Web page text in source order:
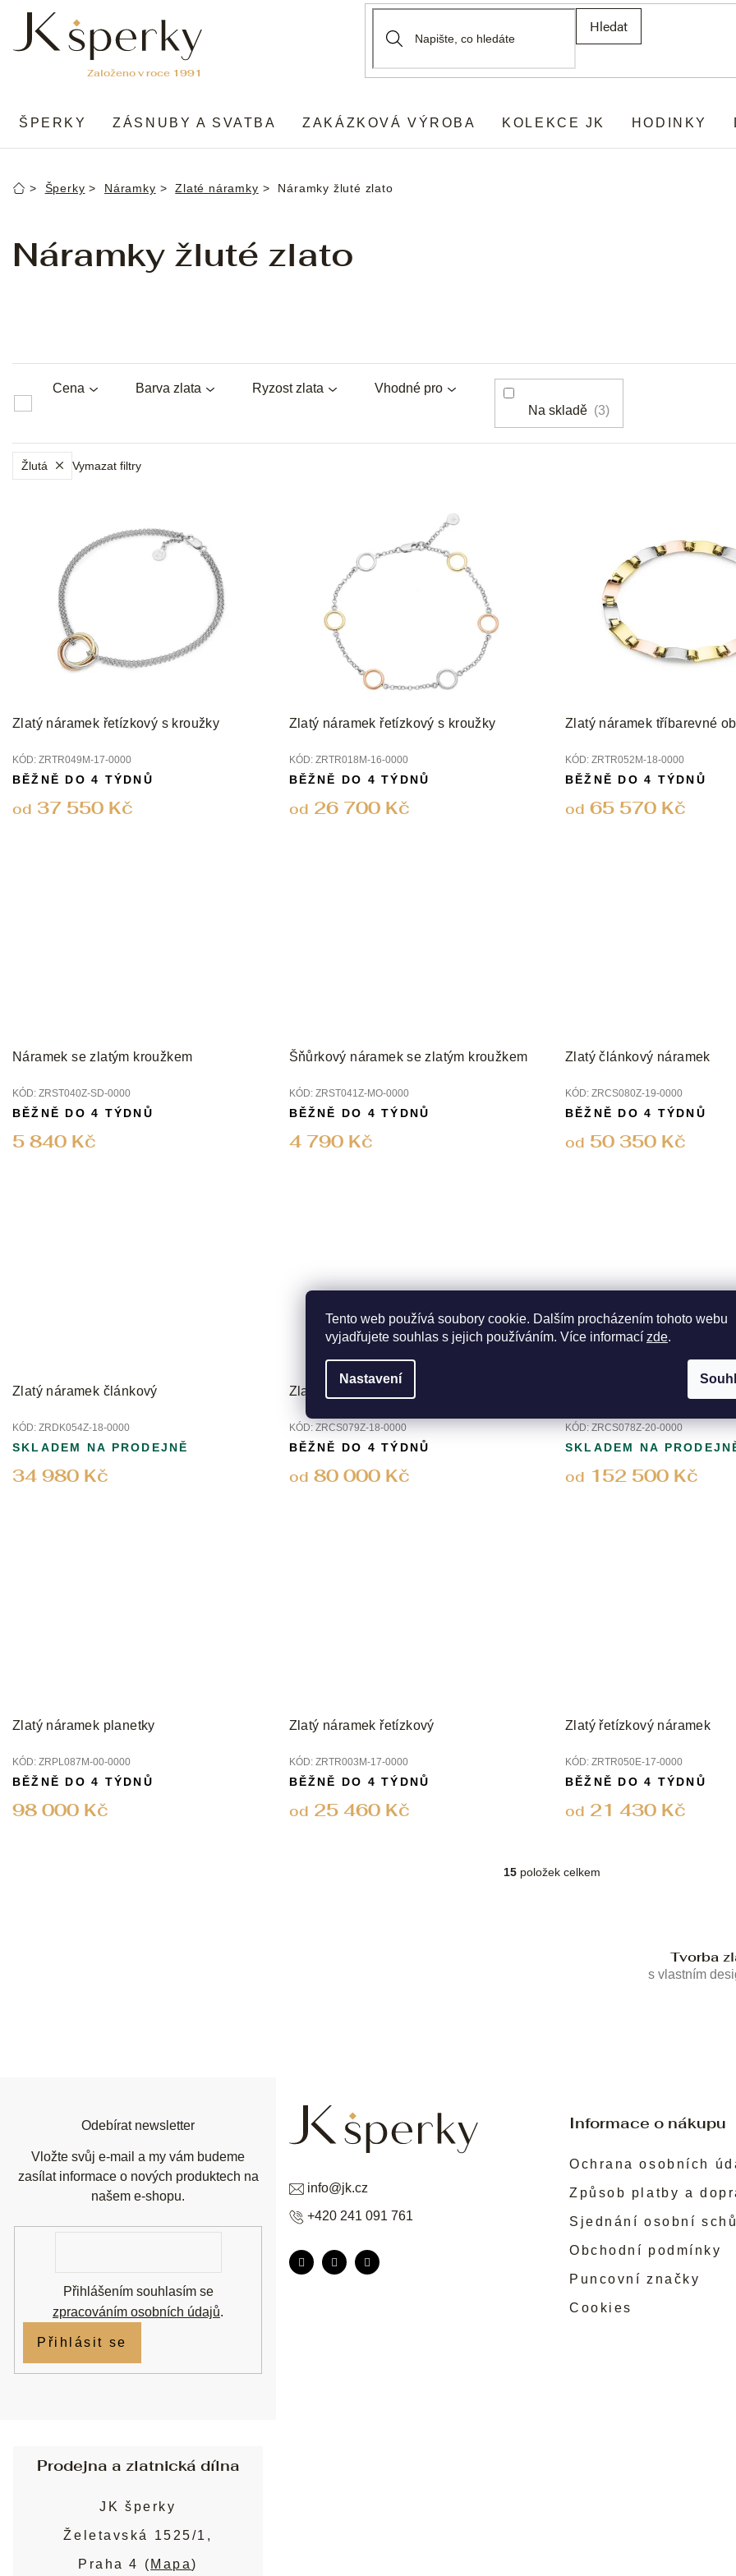
Tento web používá soubory cookie. Dalším procházením tohoto webu
vyjadřujete souhlas s jejich používáním. Více informací zde.
Nastavení
obsah
Hledat
ŠPERKY ZÁSNUBY A SVATBA ZAKÁZKOVÁ VÝROBA KOLEKCE JK HODINKY
DomůŠperky Náramky Zlaté náramky Náramky žluté zlato
Náramky žluté zlato
Barva zlata Ryzost zlata Vhodné pro
Cena
Na skladě
3
Žlutá Vymazat filtry
t
Zlatý náramek řetízkový s kroužky
KÓD: ZRTR049M-17-0000
od 37 550 Kč
BĚŽNĚ DO 4 TÝDNŮ
Zlatý náramek řetízkový s kroužky
KÓD: ZRTR018M-16-0000
od 26 700 Kč
BĚŽNĚ DO 4 TÝDNŮ
Zlatý náramek tříbarevné
KÓD: ZRTR052M-18-0000
od 65 570 Kč
BĚŽNĚ DO 4 TÝDNŮ
Náramek se zlatým kroužkem
KÓD: ZRST040Z-SD-0000
5 840 Kč
BĚŽNĚ DO 4 TÝDNŮ
Šňůrkový náramek se zlatým kroužkem
KÓD: ZRST041Z-MO-0000
4 790 Kč
BĚŽNĚ DO 4 TÝDNŮ
Zlatý článkový náramek
KÓD: ZRCS080Z-19-0000
od 50 350 Kč
BĚŽNĚ DO 4 TÝDNŮ
Zlatý náramek článkový
KÓD: ZRDK054Z-18-0000
34 980 Kč
SKLADEM NA PRODEJNĚ
Zlatý náramek královský
KÓD: ZRCS079Z-18-0000
od 80 000 Kč
BĚŽNĚ DO 4 TÝDNŮ
KÓD: ZRCS078Z-20-0000
od 152 500 Kč
SKLADEM NA
Zlatý náramek planetky
KÓD: ZRPL087M-00-0000
98 000 Kč
BĚŽNĚ DO 4 TÝDNŮ
Zlatý náramek řetízkový
KÓD: ZRTR003M-17-0000
od 25 460 Kč
BĚŽNĚ DO 4 TÝDNŮ
Zlatý řetízkový náramek
KÓD: ZRTR050E-17-0000
od 21 430 Kč
BĚŽNĚ DO 4 TÝDNŮ
O
15 položek celkem
Tvorba
s vlastním
Informace o nákupu
Ochrana osobních
Způsob platby a
Sjednání osobní
Obchodní podmínky
Puncovní značky
Cookies
info@jk.cz
+420 241 091 761
Odebírat newsletter
Vložte svůj e-mail a my vám budeme
zasílat informace o nových produktech na
našem e-shopu.
Přihlášením souhlasím se
zpracováním osobních údajů.
Přihlásit se
Prodejna a zlatnická dílna
JK šperky
Želetavská 1525/1,
Praha 4 ( Mapa)